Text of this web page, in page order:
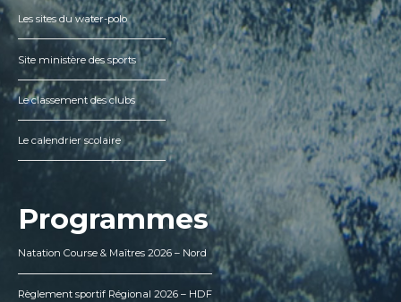
Les sites du water-polo
Site ministère des sports
Le classement des clubs
Le calendrier scolaire
Programmes
Natation Course & Maîtres 2026 – Nord
Règlement sportif Régional 2026 – HDF